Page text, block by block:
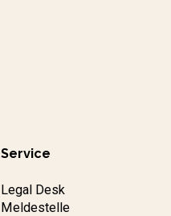
Service
Legal Desk
Meldestelle